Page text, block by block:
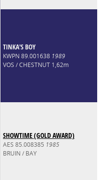
TINKA'S BOY
KWPN 89.001638 1989
VOS / CHESTNUT 1,62m
SHOWTIME (GOLD AWARD)
AES 85.008385 1985
BRUIN / BAY